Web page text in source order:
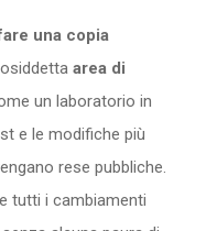
una copia
area di
un laboratorio in
e le modifiche più
rese pubbliche.
tutti i cambiamenti